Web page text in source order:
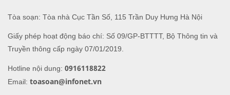
Tòa soạn: Tòa nhà Cục Tần Số, 115 Trần Duy Hưng Hà Nội
Giấy phép hoạt động báo chí: Số 09/GP-BTTTT, Bộ Thông tin và
Truyền thông cấp ngày 07/01/2019.
Hotline nội dung: 0916118822
Email: toasoan@infonet.vn